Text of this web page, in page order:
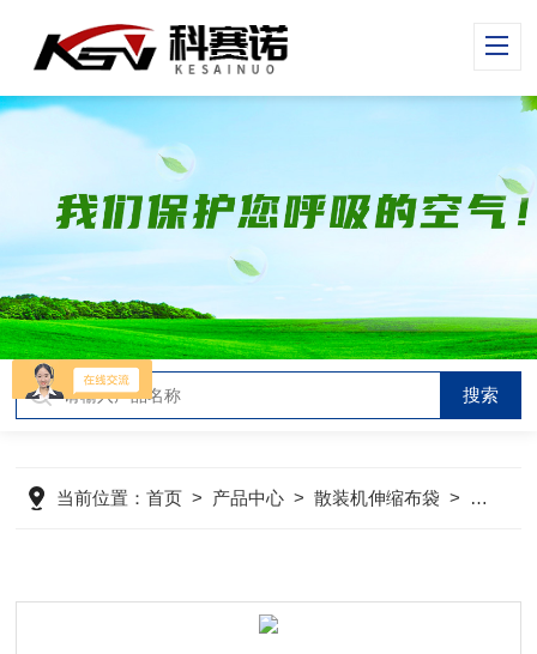
当前位置：首页 > 产品中心 >散装机伸缩布袋 > 散装机